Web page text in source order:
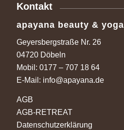
Kontakt
apayana beauty & yoga
Geyersbergstraße Nr. 26
04720 Döbeln
Mobil: 0177 – 707 18 64
E-Mail: info@apayana.de
AGB
AGB-RETREAT
Datenschutzerklärung